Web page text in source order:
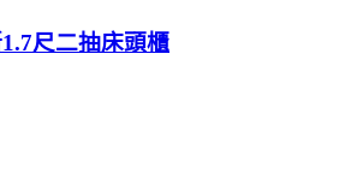
尺二抽床頭櫃